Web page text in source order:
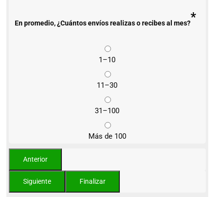
En promedio, ¿Cuántos envíos realizas o recibes al mes?*
1–10
11–30
31–100
Más de 100